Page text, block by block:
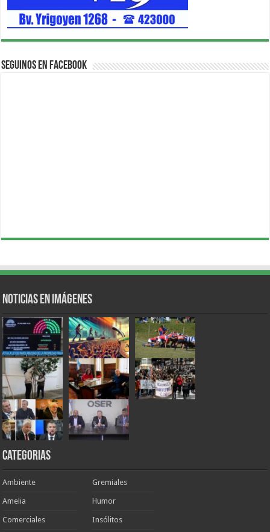
Seguinos en Facebook
Noticias en Imágenes
Categorias
Ambiente
Amelia
Comerciales
Gremiales
Humor
Insólitos